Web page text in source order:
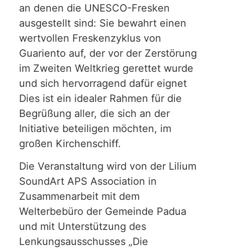
an denen die UNESCO-Fresken
ausgestellt sind: Sie bewahrt einen
wertvollen Freskenzyklus von
Guariento auf, der vor der Zerstörung
im Zweiten Weltkrieg gerettet wurde
und sich hervorragend dafür eignet
Dies ist ein idealer Rahmen für die
Begrüßung aller, die sich an der
Initiative beteiligen möchten, im
großen Kirchenschiff.
Die Veranstaltung wird von der Lilium
SoundArt APS Association in
Zusammenarbeit mit dem
Welterbebüro der Gemeinde Padua
und mit Unterstützung des
Lenkungsausschusses „Die